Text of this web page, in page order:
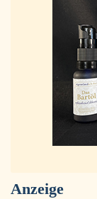
Anzeige